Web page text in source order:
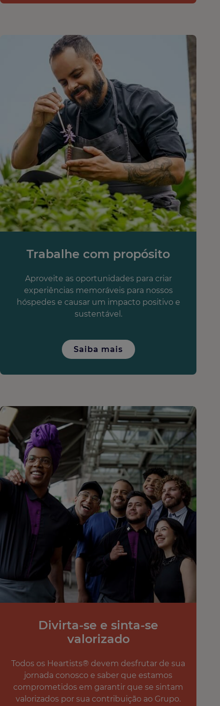
Trabalhe com propósito
Aproveite as oportunidades para criar
experiências memoráveis para nossos
hóspedes e causar um impacto positivo e
sustentável.
Saiba mais
Divirta-se e sinta-se
valorizado
Todos os Heartists® devem desfrutar de sua
jornada conosco e saber que estamos
comprometidos em garantir que se sintam
valorizados por sua contribuição ao Grupo.